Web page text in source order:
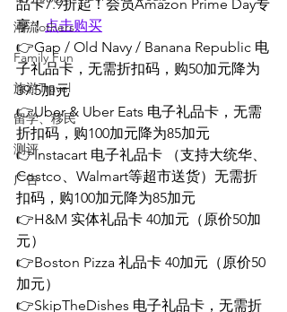
潮流others
Family Fun
旅游Travel
留学、移民
测评
广告
品卡7.9折起！会员Amazon Prime Day专
享！点击购买
👉Gap / Old Navy / Banana Republic 电
子礼品卡，无需折扣码，购50加元降为
39.5加元
👉Uber & Uber Eats 电子礼品卡，无需
折扣码，购100加元降为85加元
👉Instacart 电子礼品卡 （支持大统华、
Costco、Walmart等超市送货）无需折
扣码，购100加元降为85加元
👉H&M 实体礼品卡 40加元（原价50加
元）
👉Boston Pizza 礼品卡 40加元（原价50
加元）
👉SkipTheDishes 电子礼品卡，无需折